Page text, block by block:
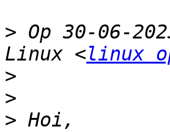
> Op 30-06-
Linux <linux
>
>
>